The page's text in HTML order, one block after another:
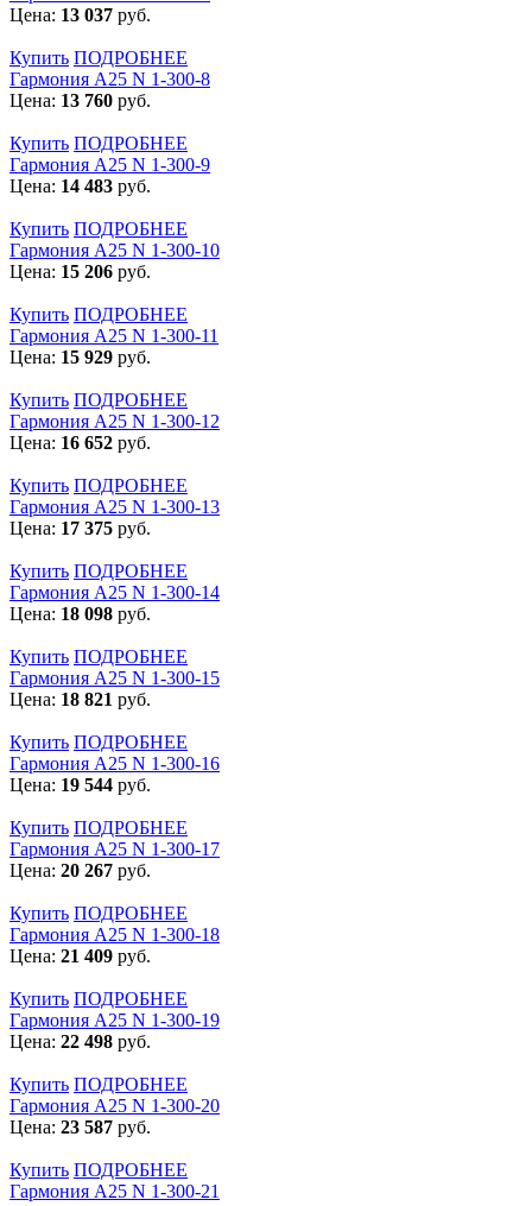
Цена: 13 037 руб.
Купить ПОДРОБНЕЕ
Гармония А25 N 1-300-8
Цена: 13 760 руб.
Купить ПОДРОБНЕЕ
Гармония А25 N 1-300-9
Цена: 14 483 руб.
Купить ПОДРОБНЕЕ
Гармония А25 N 1-300-10
Цена: 15 206 руб.
Купить ПОДРОБНЕЕ
Гармония А25 N 1-300-11
Цена: 15 929 руб.
Купить ПОДРОБНЕЕ
Гармония А25 N 1-300-12
Цена: 16 652 руб.
Купить ПОДРОБНЕЕ
Гармония А25 N 1-300-13
Цена: 17 375 руб.
Купить ПОДРОБНЕЕ
Гармония А25 N 1-300-14
Цена: 18 098 руб.
Купить ПОДРОБНЕЕ
Гармония А25 N 1-300-15
Цена: 18 821 руб.
Купить ПОДРОБНЕЕ
Гармония А25 N 1-300-16
Цена: 19 544 руб.
Купить ПОДРОБНЕЕ
Гармония А25 N 1-300-17
Цена: 20 267 руб.
Купить ПОДРОБНЕЕ
Гармония А25 N 1-300-18
Цена: 21 409 руб.
Купить ПОДРОБНЕЕ
Гармония А25 N 1-300-19
Цена: 22 498 руб.
Купить ПОДРОБНЕЕ
Гармония А25 N 1-300-20
Цена: 23 587 руб.
Купить ПОДРОБНЕЕ
Гармония А25 N 1-300-21